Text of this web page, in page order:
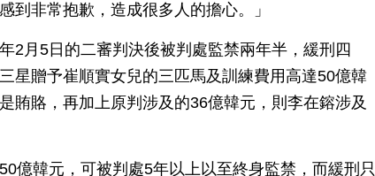
到非常抱歉，造成很多人的擔心。」
2月5日的二審判決後被判處監禁兩年半，緩刑四
星贈予崔順實女兒的三匹馬及訓練費用高達50億韓
賄賂，再加上原判涉及的36億韓元，則李在鎔涉及
億韓元，可被判處5年以上以至終身監禁，而緩刑只